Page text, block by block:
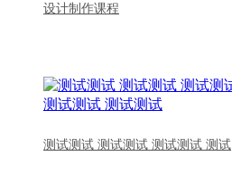
设计制作课程
测试测试 测试测试 测试测试 测试